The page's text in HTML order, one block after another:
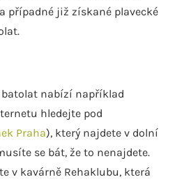
případné již získané plavecké
nabízí například
hledejte pod
Praha), který najdete v dolní
se bát, že to nenajdete.
v kavárně Rehaklubu, která